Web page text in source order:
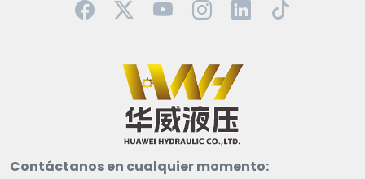
Contáctanos en cualquier momento: